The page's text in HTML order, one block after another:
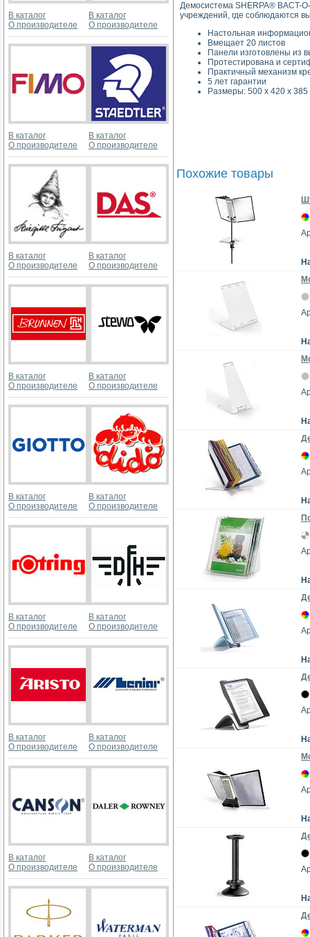
В каталог
О производителе
В каталог
О производителе
В каталог
О производителе
В каталог
О производителе
В каталог
О производителе
В каталог
О производителе
В каталог
О производителе
В каталог
О производителе
В каталог
О производителе
В каталог
О производителе
В каталог
О производителе
В каталог
О производителе
В каталог
О производителе
В каталог
О производителе
В каталог
О производителе
В каталог
О производителе
Демосистема SHERPA® BACT-
учреждений, где соблюдаются
Настольная
Вмещает 20 листов
Панели изготовлены из
Протестирована и
Практичный механизм
5 лет гарантии
Размеры: 500 х 420 х
Похожие товары